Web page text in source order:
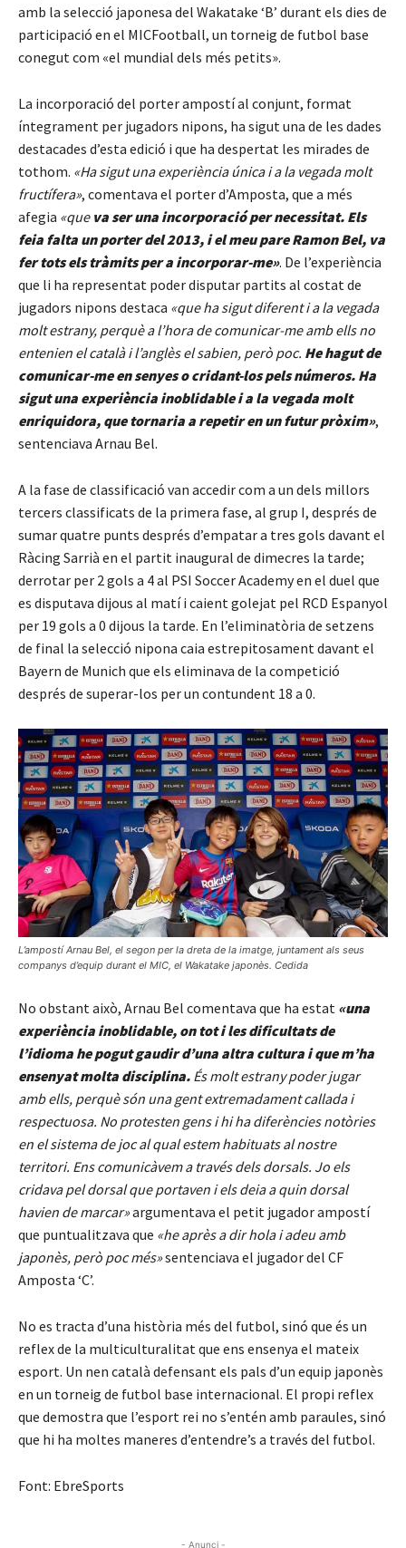
amb la selecció japonesa del Wakatake ‘B’ durant els dies de
participació en el MICFootball, un torneig de futbol base
conegut com «el mundial dels més petits».
La incorporació del porter ampostí al conjunt, format
íntegrament per jugadors nipons, ha sigut una de les dades
destacades d’esta edició i que ha despertat les mirades de
tothom. «Ha sigut una experiència única i a la vegada molt
fructífera», comentava el porter d’Amposta, que a més
afegia «queva ser una incorporació per necessitat. Els
feia falta un porter del 2013, i el meu pare Ramon Bel, va
fer tots els tràmits per a incorporar-me». De l’experiència
que li ha representat poder disputar partits al costat de
jugadors nipons destaca «que ha sigut diferent i a la vegada
molt estrany, perquè a l’hora de comunicar-me amb ells no
entenien el català i l’anglès el sabien, però poc. He hagut de
comunicar-me en senyes o cridant-los pels números. Ha
sigut una experiència inoblidable i a la vegada molt
enriquidora, que tornaria a repetir en un futur pròxim»,
sentenciava Arnau Bel.
A la fase de classificació van accedir com a un dels millors
tercers classificats de la primera fase, al grup I, després de
sumar quatre punts després d’empatar a tres gols davant el
Ràcing Sarrià en el partit inaugural de dimecres la tarde;
derrotar per 2 gols a 4 al PSI Soccer Academy en el duel que
es disputava dijous al matí i caient golejat pel RCD Espanyol
per 19 gols a 0 dijous la tarde. En l’eliminatòria de setzens
de final la selecció nipona caia estrepitosament davant el
Bayern de Munich que els eliminava de la competició
després de superar-los per un contundent 18 a 0.
L’ampostí Arnau Bel, el segon per la dreta de la imatge, juntament als seus
companys d’equip durant el MIC, el Wakatake japonès. Cedida
No obstant això, Arnau Bel comentava que ha estat «una
experiència inoblidable, on tot i les dificultats de
l’idioma he pogut gaudir d’una altra cultura i que m’ha
ensenyat molta disciplina. És molt estrany poder jugar
amb ells, perquè són una gent extremadament callada i
respectuosa. No protesten gens i hi ha diferències notòries
en el sistema de joc al qual estem habituats al nostre
territori. Ens comunicàvem a través dels dorsals. Jo els
cridava pel dorsal que portaven i els deia a quin dorsal
havien de marcar»argumentava el petit jugador ampostí
que puntualitzava que «he après a dir hola i adeu amb
japonès, però poc més»sentenciava el jugador del CF
Amposta ‘C’.
No es tracta d’una història més del futbol, sinó que és un
reflex de la multiculturalitat que ens ensenya el mateix
esport. Un nen català defensant els pals d’un equip japonès
en un torneig de futbol base internacional. El propi reflex
que demostra que l’esport rei no s’entén amb paraules, sinó
que hi ha moltes maneres d’entendre’s a través del futbol.
Font: EbreSports
- Anunci -